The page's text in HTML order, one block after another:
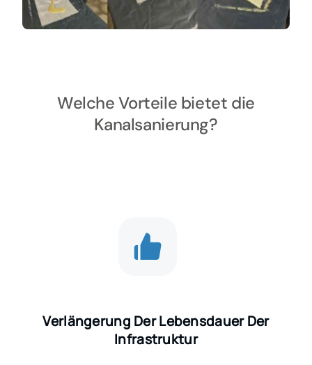
Welche Vorteile bietet die
Kanalsanierung?
Verlängerung Der Lebensdauer Der
Infrastruktur